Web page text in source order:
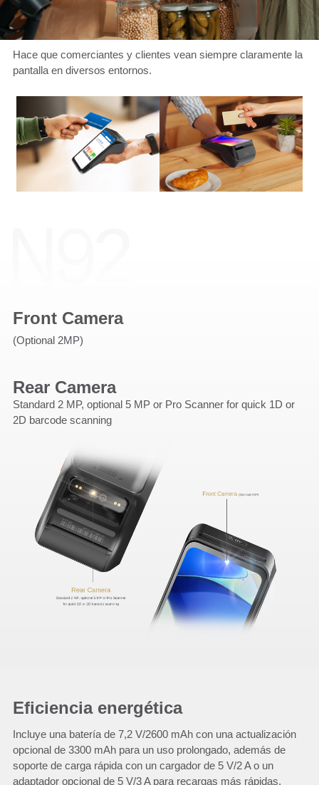
Hace que comerciantes y clientes vean siempre claramente la
pantalla en diversos entornos.
Front Camera
(Optional 2MP)
Rear Camera
Standard 2 MP, optional 5 MP or Pro Scanner for quick 1D or
2D barcode scanning
Eficiencia energética
Incluye una batería de 7,2 V/2600 mAh con una actualización
opcional de 3300 mAh para un uso prolongado, además de
soporte de carga rápida con un cargador de 5 V/2 A o un
adaptador opcional de 5 V/3 A para recargas más rápidas.